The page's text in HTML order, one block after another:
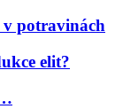
potravinách
elit?